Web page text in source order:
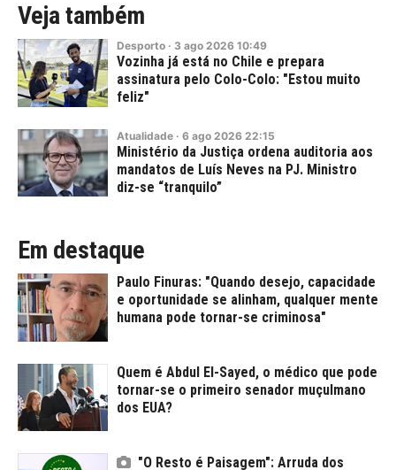
Veja também
Desporto · 3 ago 2026 10:49
Vozinha já está no Chile e prepara
assinatura pelo Colo-Colo: "Estou muito
feliz"
Atualidade · 6 ago 2026 22:15
Ministério da Justiça ordena auditoria aos
mandatos de Luís Neves na PJ. Ministro
diz-se “tranquilo”
Em destaque
Paulo Finuras: "Quando desejo, capacidade
e oportunidade se alinham, qualquer mente
humana pode tornar-se criminosa"
Quem é Abdul El-Sayed, o médico que pode
tornar-se o primeiro senador muçulmano
dos EUA?
"O Resto é Paisagem": Arruda dos